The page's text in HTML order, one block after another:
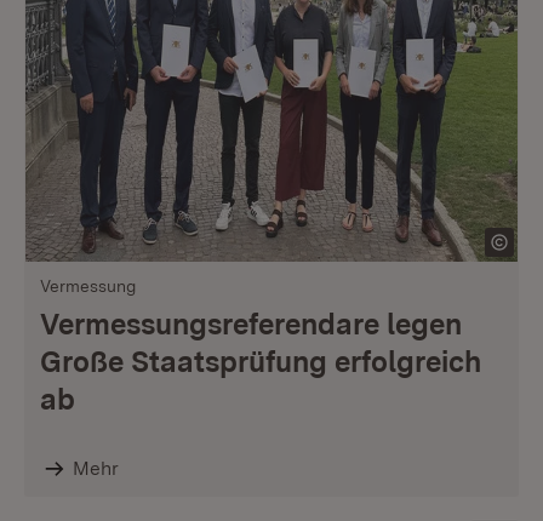
Vermessung
Vermessungsreferendare legen
Große Staatsprüfung erfolgreich
ab
Mehr